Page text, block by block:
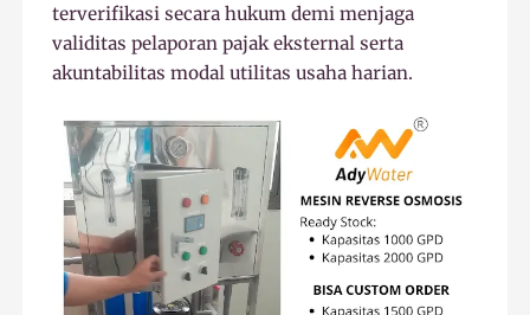
terverifikasi secara hukum demi menjaga
validitas pelaporan pajak eksternal serta
akuntabilitas modal utilitas usaha harian.